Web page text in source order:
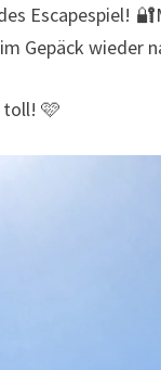
Escapespiel!
Gepäck wieder
toll! 🩷